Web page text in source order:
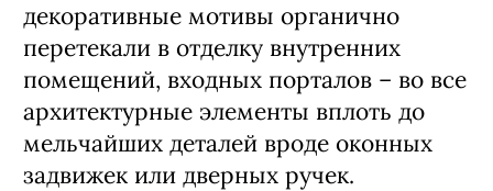
декоративные мотивы органично
перетекали в отделку внутренних
помещений, входных порталов – во все
архитектурные элементы вплоть до
мельчайших деталей вроде оконных
задвижек или дверных ручек.